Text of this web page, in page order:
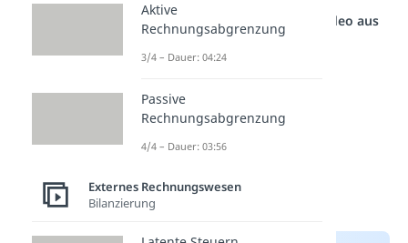
Studyflix vernetzt: Hier ein Video aus
einem anderen Bereich
Aktive
Rechnungsabgrenzung
3/4 – Dauer: 04:24
Passive
Rechnungsabgrenzung
4/4 – Dauer: 03:56
Externes Rechnungswesen
Bilanzierung